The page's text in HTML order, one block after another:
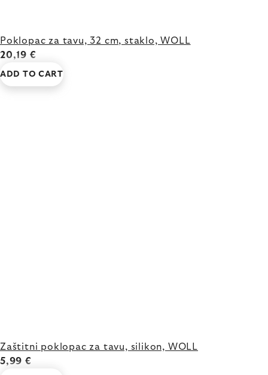
Poklopac za tavu, 32 cm, staklo, WOLL
20,19 €
ADD TO CART
Zaštitni poklopac za tavu, silikon, WOLL
5,99 €